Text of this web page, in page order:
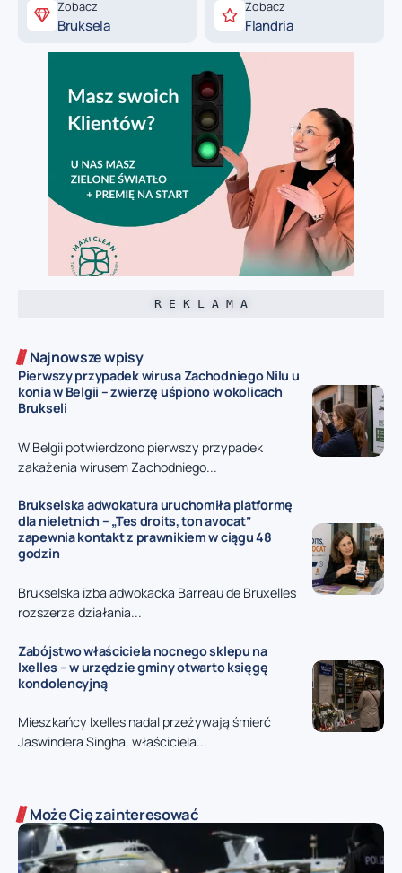
Zobacz
Bruksela
Zobacz
Flandria
R E K L A M A
Najnowsze wpisy
Pierwszy przypadek wirusa Zachodniego Nilu u
konia w Belgii – zwierzę uśpiono w okolicach
Brukseli
W Belgii potwierdzono pierwszy przypadek
zakażenia wirusem Zachodniego...
Brukselska adwokatura uruchomiła platformę
dla nieletnich – „Tes droits, ton avocat”
zapewnia kontakt z prawnikiem w ciągu 48
godzin
Brukselska izba adwokacka Barreau de Bruxelles
rozszerza działania...
Zabójstwo właściciela nocnego sklepu na
Ixelles – w urzędzie gminy otwarto księgę
kondolencyjną
Mieszkańcy Ixelles nadal przeżywają śmierć
Jaswindera Singha, właściciela...
Może Cię zainteresować